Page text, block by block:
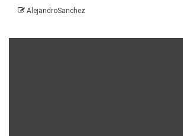
AlejandroSanchez